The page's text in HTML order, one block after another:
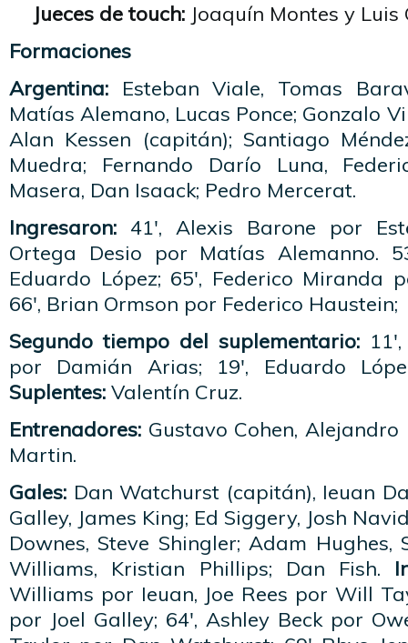
Jueces de touch: Joaquín Montes y
Formaciones
Argentina: Esteban Viale, Tomas
Matías Alemano, Lucas Ponce; Gonzalo
Alan Kessen (capitán); Santiago
Muedra; Fernando Darío Luna,
Masera, Dan Isaack; Pedro Mercerat.
Ingresaron: 41′, Alexis Barone por
Ortega Desio por Matías Alemanno.
Eduardo López; 65′, Federico Miranda
66′, Brian Ormson por Federico Haustein;
Segundo tiempo del suplementario:
por Damián Arias; 19′, Eduardo
Suplentes: Valentín Cruz.
Entrenadores: Gustavo Cohen,
Martin.
Gales: Dan Watchurst (capitán), Ieuan
Galley, James King; Ed Siggery, Josh
Downes, Steve Shingler; Adam Hughes,
Williams, Kristian Phillips; Dan Fish.
Williams por Ieuan, Joe Rees por Will
por Joel Galley; 64′, Ashley Beck por